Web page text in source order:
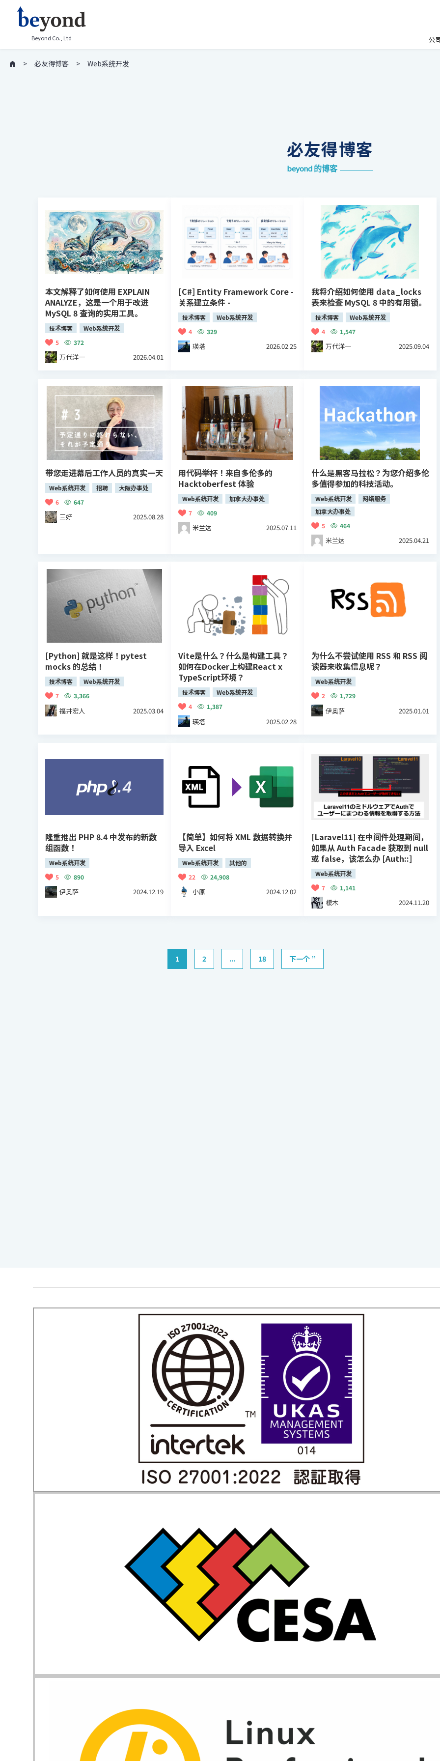
Beyond Co., Ltd 公
必友得博客 Web系统开发
必友得博客
beyond 的博客
本文解释了如何使用 EXPLAIN
ANALYZE，这是一个用于改进
MySQL 8 查询的实用工具。
技术博客
Web系统开发
5
372
万代洋一 2026.04.01
[C#] Entity Framework Core -
关系建立条件 -
技术博客
Web系统开发
4
329
瑛塔 2026.02.25
我将介绍如何使用 data_locks
表来检查 MySQL 8 中的有用锁。
技术博客
Web系统开发
4
1,547
万代洋一 2025.09.04
带您走进幕后工作人员的真实一天
Web系统开发 招聘
大阪办事处
6
647
三好 2025.08.28
用代码举杯！来自多伦多的
Hacktoberfest 体验
Web系统开发
加拿大办事处
7
409
米兰达 2025.07.11
什么是黑客马拉松？为您介绍多伦
多值得参加的科技活动。
Web系统开发
网络服务
加拿大办事处
5
464
米兰达 2025.04.21
[Python] 就是这样！pytest
mocks 的总结！
技术博客
Web系统开发
7
3,366
福井宏人 2025.03.04
Vite是什么？什么是构建工具？
如何在Docker上构建React x
TypeScript环境？
技术博客
Web系统开发
4
1,387
瑛塔 2025.02.28
为什么不尝试使用 RSS 和 RSS 阅
读器来收集信息呢？
Web系统开发
2
1,729
伊奥萨 2025.01.01
隆重推出 PHP 8.4 中发布的新数
组函数！
Web系统开发
5
890
伊奥萨 2024.12.19
【简单】如何将 XML 数据转换并
导入 Excel
Web系统开发
其他的
22
24,908
小原 2024.12.02
[Laravel11] 在中间件处理期间，
如果从 Auth Facade 获取到 null
或 false，该怎么办 [Auth::]
Web系统开发
7
1,141
榎木 2024.11.20
1 2 ... 18 下一个 ”